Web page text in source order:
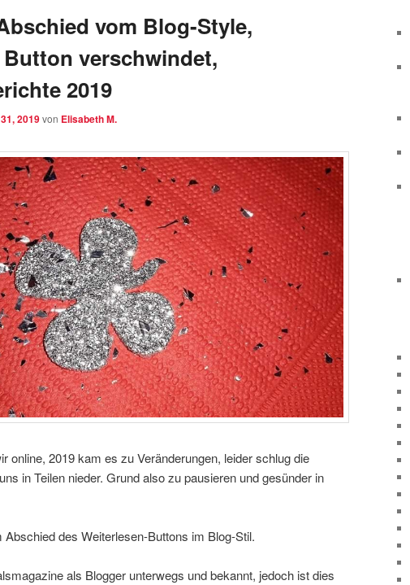
vom Blog-Style,
verschwindet,
2019
2019von Elisabeth M.
online, 2019 kam es zu Veränderungen, leider schlug die
in Teilen nieder. Grund also zu pausieren und gesünder in
des Weiterlesen-Buttons im Blog-Stil.
als Blogger unterwegs und bekannt, jedoch ist dies